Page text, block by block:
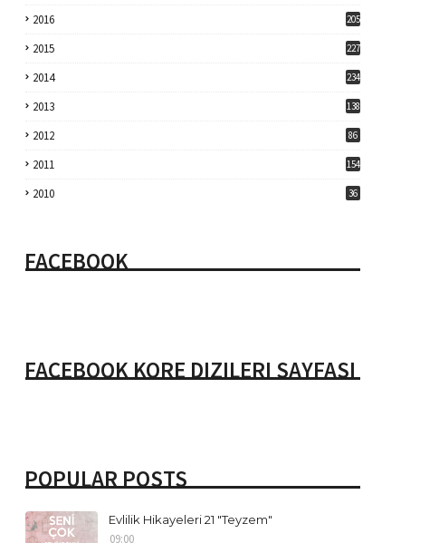
2016 205
2015 227
2014 234
2013 138
2012 86
2011 154
2010 36
FACEBOOK
FACEBOOK KORE DIZILERI SAYFASI
POPULAR POSTS
Evlilik Hikayeleri 21 "Teyzem"
09:00